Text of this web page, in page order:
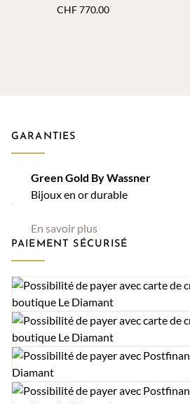
CHF770.00
GARANTIES
Green Gold By Wassner
Bijoux en or durable
En savoir plus
PAIEMENT SÉCURISÉ